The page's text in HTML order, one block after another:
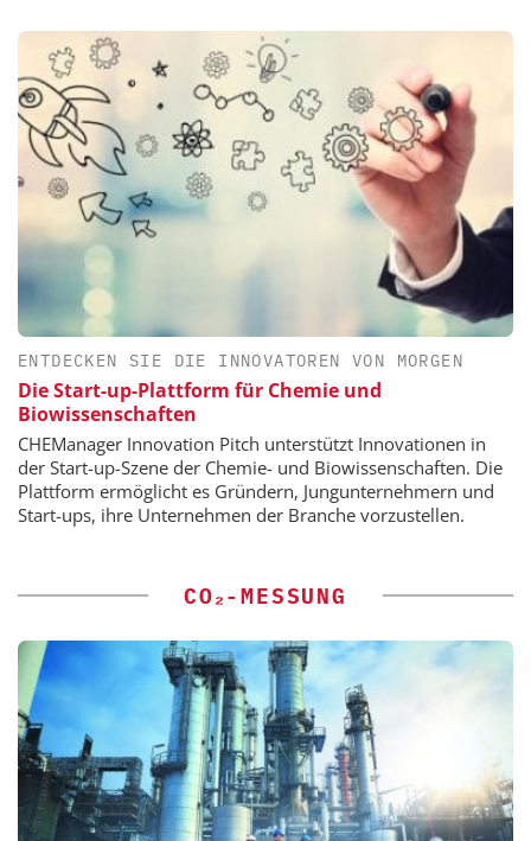
ENTDECKEN SIE DIE INNOVATOREN VON MORGEN
Die Start-up-Plattform für Chemie und
Biowissenschaften
CHEManager Innovation Pitch unterstützt Innovationen in
der Start-up-Szene der Chemie- und Biowissenschaften. Die
Plattform ermöglicht es Gründern, Jungunternehmern und
Start-ups, ihre Unternehmen der Branche vorzustellen.
CO₂-MESSUNG